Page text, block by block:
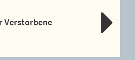
Verstorbene